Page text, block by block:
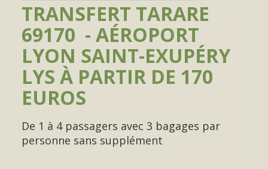
TRANSFERT TARARE
69170 - AÉROPORT
LYON SAINT-EXUPÉRY
LYS À PARTIR DE 170
EUROS
De 1 à 4 passagers avec 3 bagages par
personne sans supplément